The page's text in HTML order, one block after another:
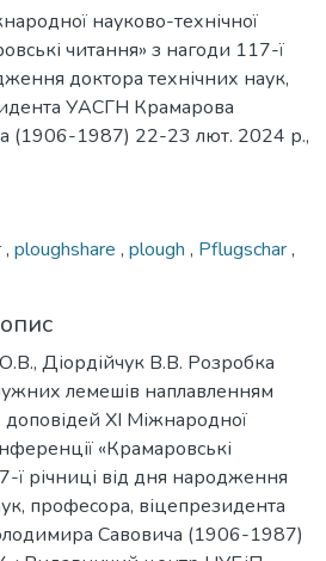
науково-технічної
читання» з нагоди 117-ї
доктора технічних наук,
УАСГН Крамарова
(1906-1987) 22-23 лют. 2024 р.,
, ploughshare , plough , Pflugschar,
Діордійчук В.В. Розробка
лемешів наплавленням
доповідей ХI Міжнародної
«Крамаровські
ї річниці від дня народження
професора, віцепрезидента
Савовича (1906-1987)